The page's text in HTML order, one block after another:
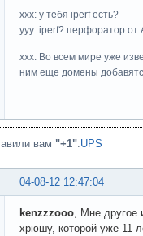
ххх: у тебя iperf есть?
yyy: iperf? перфоратор от
xxx: Во всем мире уже
ним еще домены
вам "+1":UPS
04-08-12 12:47:04
kenzzzooo, Мне другое
хрюшу, которой уже 11